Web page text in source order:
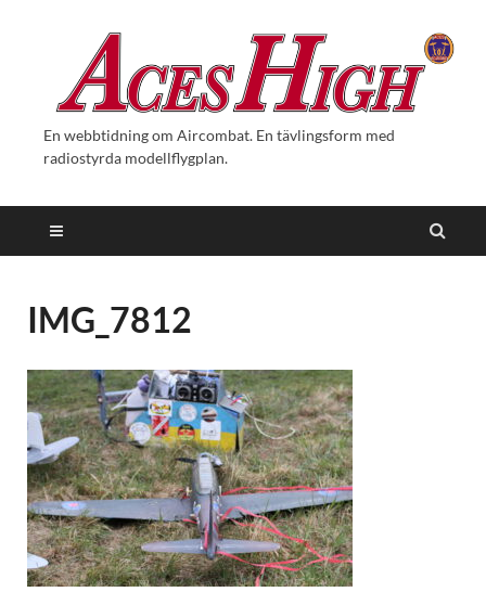
En webbtidning om Aircombat. En tävlingsform med
radiostyrda modellflygplan.
IMG_7812